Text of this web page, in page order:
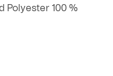
Polyester 100 %